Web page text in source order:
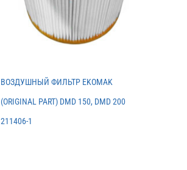
ВОЗДУШНЫЙ ФИЛЬТР EKOMAK
(ORIGINAL PART) DMD 150, DMD 200
211406-1